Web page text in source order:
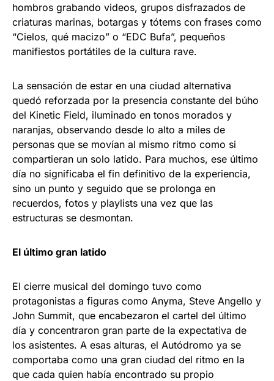
hombros grabando videos, grupos disfrazados de
criaturas marinas, botargas y tótems con frases como
“Cielos, qué macizo” o “EDC Bufa”, pequeños
manifiestos portátiles de la cultura rave.​
La sensación de estar en una ciudad alternativa
quedó reforzada por la presencia constante del búho
del Kinetic Field, iluminado en tonos morados y
naranjas, observando desde lo alto a miles de
personas que se movían al mismo ritmo como si
compartieran un solo latido. Para muchos, ese último
día no significaba el fin definitivo de la experiencia,
sino un punto y seguido que se prolonga en
recuerdos, fotos y playlists una vez que las
estructuras se desmontan.
El último gran latido
El cierre musical del domingo tuvo como
protagonistas a figuras como Anyma, Steve Angello y
John Summit, que encabezaron el cartel del último
día y concentraron gran parte de la expectativa de
los asistentes. A esas alturas, el Autódromo ya se
comportaba como una gran ciudad del ritmo en la
que cada quien había encontrado su propio